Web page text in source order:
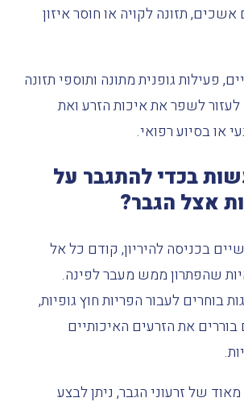
תזונה לקויה או חוסר איזון
פעילות גופנית מתונה ותוספי תזונה
לשפר את איכות הזרע ואת
או בסיוע רפואי.
בכדילהתגבר על
אצל הגבר?
בכניסהלהיריון, קודם כלאל
שהפתרוןממש מעברלפינה.
בוחריםלעבורהפריותחוץגופיות,
בורריםאתהזרעים האיכותיים
.
מאוד שלזרעוניהגבר, ניתןלבצע